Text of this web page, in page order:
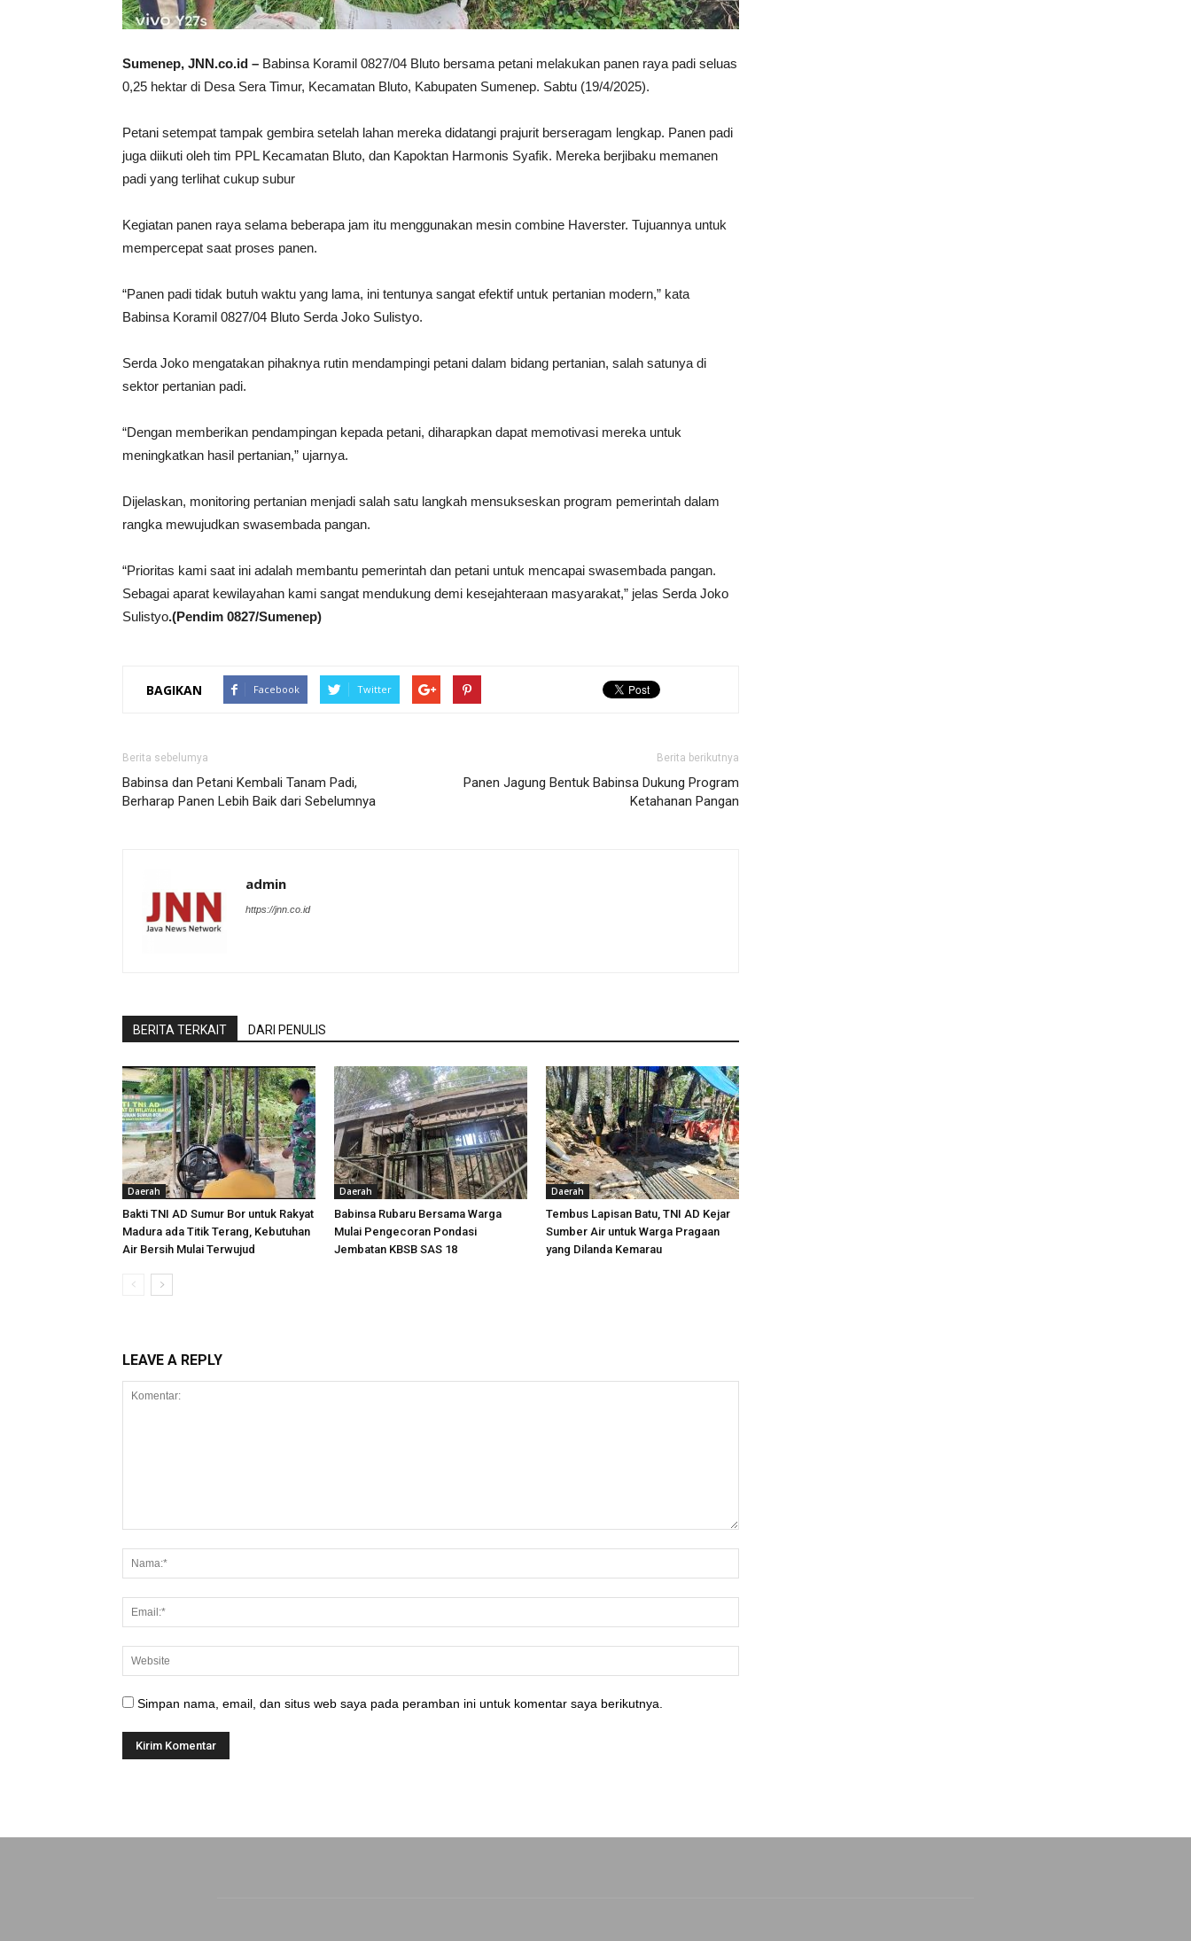
Sumenep, JNN.co.id – Babinsa Koramil 0827/04 Bluto bersama petani melakukan panen raya padi seluas
0,25 hektar di Desa Sera Timur, Kecamatan Bluto, Kabupaten Sumenep. Sabtu (19/4/2025).
Petani setempat tampak gembira setelah lahan mereka didatangi prajurit berseragam lengkap. Panen padi
juga diikuti oleh tim PPL Kecamatan Bluto, dan Kapoktan Harmonis Syafik. Mereka berjibaku memanen
padi yang terlihat cukup subur
Kegiatan panen raya selama beberapa jam itu menggunakan mesin combine Haverster. Tujuannya untuk
mempercepat saat proses panen.
“Panen padi tidak butuh waktu yang lama, ini tentunya sangat efektif untuk pertanian modern,” kata
Babinsa Koramil 0827/04 Bluto Serda Joko Sulistyo.
Serda Joko mengatakan pihaknya rutin mendampingi petani dalam bidang pertanian, salah satunya di
sektor pertanian padi.
“Dengan memberikan pendampingan kepada petani, diharapkan dapat memotivasi mereka untuk
meningkatkan hasil pertanian,” ujarnya.
Dijelaskan, monitoring pertanian menjadi salah satu langkah mensukseskan program pemerintah dalam
rangka mewujudkan swasembada pangan.
“Prioritas kami saat ini adalah membantu pemerintah dan petani untuk mencapai swasembada pangan.
Sebagai aparat kewilayahan kami sangat mendukung demi kesejahteraan masyarakat,” jelas Serda Joko
Sulistyo.(Pendim 0827/Sumenep)
BAGIKAN Facebook Twitter
Berita sebelumya
Babinsa dan Petani Kembali Tanam Padi,
Berharap Panen Lebih Baik dari Sebelumnya
Berita berikutnya
Panen Jagung Bentuk Babinsa Dukung Program
Ketahanan Pangan
admin
https://jnn.co.id
BERITA TERKAIT DARI PENULIS
Daerah
Bakti TNI AD Sumur Bor untuk Rakyat
Madura ada Titik Terang, Kebutuhan
Air Bersih Mulai Terwujud
Daerah
Babinsa Rubaru Bersama Warga
Mulai Pengecoran Pondasi
Jembatan KBSB SAS 18
Daerah
Tembus Lapisan Batu, TNI AD Kejar
Sumber Air untuk Warga Pragaan
yang Dilanda Kemarau
LEAVE A REPLY
Simpan nama, email, dan situs web saya pada peramban ini untuk komentar saya berikutnya.